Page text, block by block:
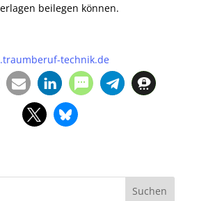
beilegen können.
technik.de
Suchen